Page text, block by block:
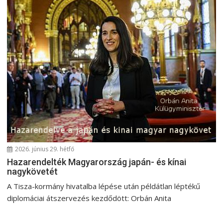
s
n
a
v
i
g
á
c
ó
2026. június 29. hétfő
Hazarendelték Magyarország japán- és kínai
nagykövetét
A Tisza-kormány hivatalba lépése után példátlan léptékű
diplomáciai átszervezés kezdődött: Orbán Anita